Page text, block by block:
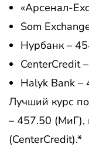
«Арсенал-
Som
Нурбанк –
CenterCredit
Halyk Bank –
Лучший курс
– 457.50
(CenterCredit).*